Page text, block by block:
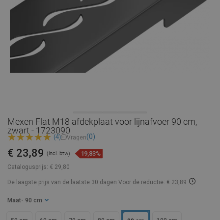
Mexen Flat M18 afdekplaat voor lijnafvoer 90 cm,
zwart - 1723090
(4) Vragen(0)
Catalogusprijs: € 29,80
€ 23,89 (incl. btw) 19,83%
De laagste prijs van de laatste 30 dagen Voor de reductie: € 23,89
Maat - 90 cm